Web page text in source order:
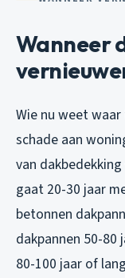
Wanneer
Wie nu weet
schade aan
van
gaat 20-30 jaar
betonnen
dakpannen 50-80
80-100 jaar of